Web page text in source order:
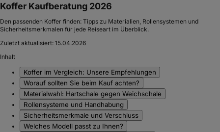
Koffer Kaufberatung 2026
Den passenden Koffer finden: Tipps zu Materialien, Rollensystemen und
Sicherheitsmerkmalen für jede Reiseart im Überblick.
Zuletzt aktualisiert: 15.04.2026
Inhalt
Koffer im Vergleich: Unsere Empfehlungen
Worauf sollten Sie beim Kauf achten?
Materialwahl: Hartschale gegen Weichschale
Rollensysteme und Handhabung
Sicherheitsmerkmale und Verschluss
Welches Modell passt zu Ihnen?